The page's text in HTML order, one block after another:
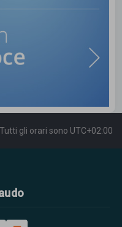
Tutti gli orari sono UTC+02:00